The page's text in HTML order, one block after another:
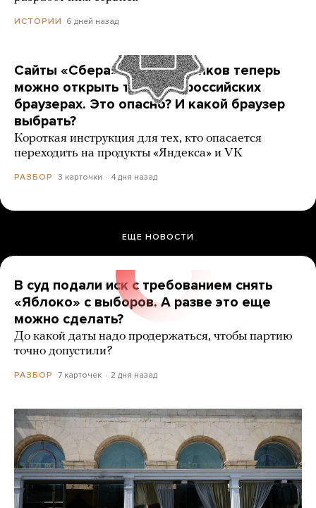
ИСТОРИИ 6 дней назад
Сайты «Сбера» и других банков теперь
можно открыть только в российских
браузерах. Это опасно? И какой браузер
выбрать?
Короткая инструкция для тех, кто опасается
переходить на продукты «Яндекса» и VK
РАЗБОР 3 карточки 4 дня назад
ЕЩЕ НОВОСТИ
В суд подали иск с требованием снять
«Яблоко» с выборов. А разве это еще
можно сделать?
До какой даты надо продержаться, чтобы партию
точно допустили?
РАЗБОР 7 карточек 2 дня назад